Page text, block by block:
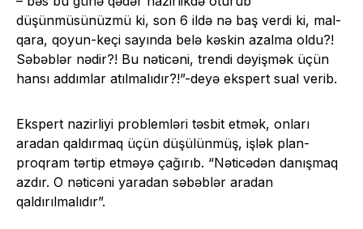
düşünmüsünüzmü ki, son 6 ildə nə baş verdi ki, mal-
qara, qoyun-keçi sayında belə kəskin azalma oldu?!
Səbəblər nədir?! Bu nəticəni, trendi dəyişmək üçün
hansı addımlar atılmalıdır?!”-deyə ekspert sual verib.
Ekspert nazirliyi problemləri təsbit etmək, onları
aradan qaldırmaq üçün düşülünmüş, işlək plan-
proqram tərtip etməyə çağırıb. “Nəticədən danışmaq
azdır. O nəticəni yaradan səbəblər aradan
qaldırılmalıdır”.